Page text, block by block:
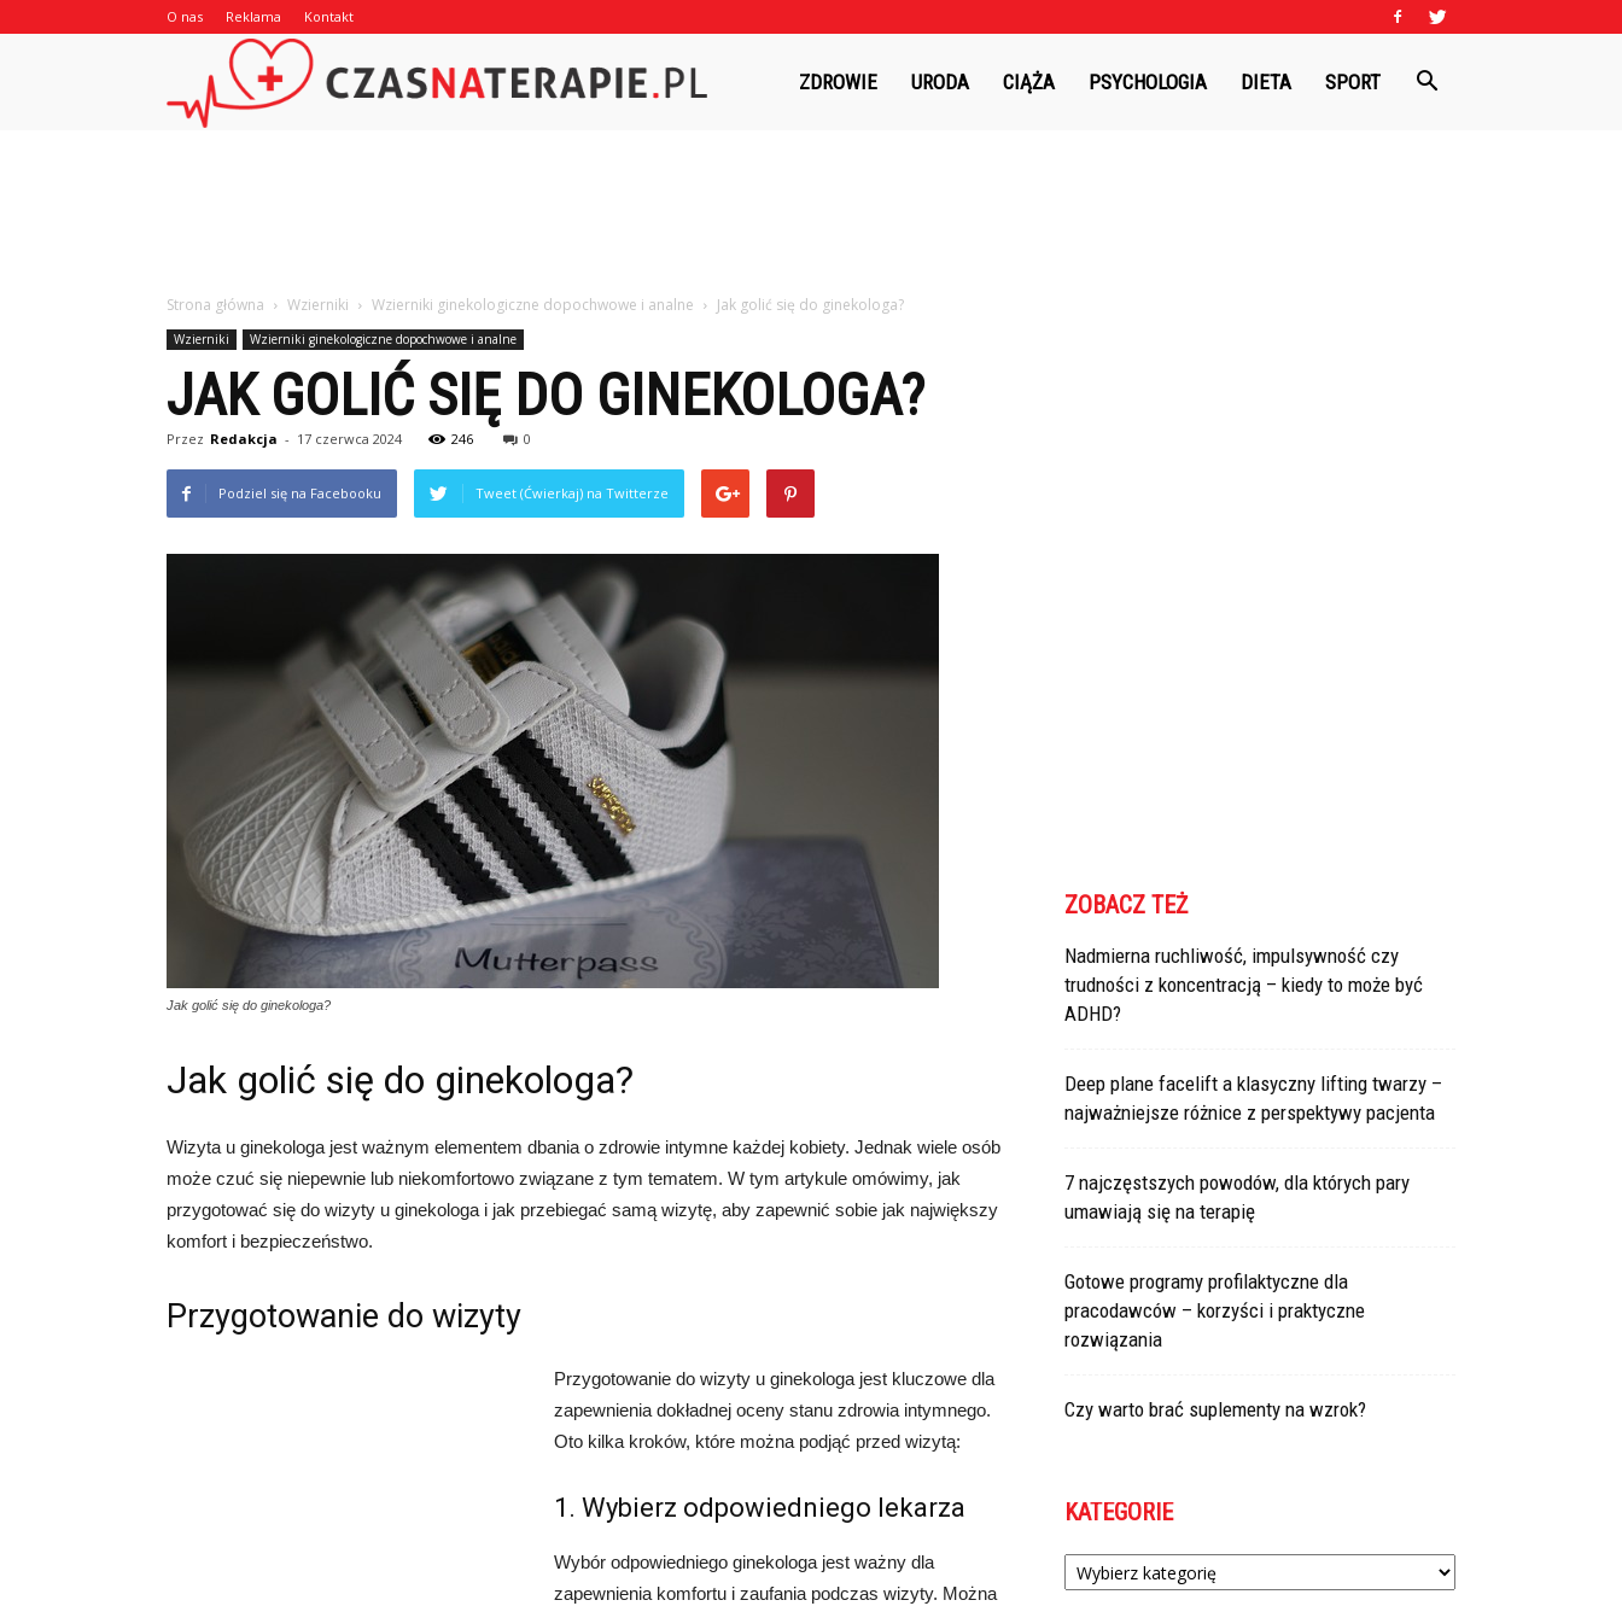
O nas Reklama Kontakt
Czasnaterapie.plZDROWIE URODA CIĄŻA PSYCHOLOGIA DIETA SPORT
Strona główna Wzierniki Wzierniki ginekologiczne dopochwowe i analne Jak golić się do ginekologa?
Wzierniki Wzierniki ginekologiczne dopochwowe i analne
JAK GOLIĆ SIĘ DO GINEKOLOGA?
Przez Redakcja - 17 czerwca 2024 246 0
Podziel się na Facebooku Tweet (Ćwierkaj) na Twitterze
Jak golić się do ginekologa?
Jak golić się do ginekologa?
Wizyta u ginekologa jest ważnym elementem dbania o zdrowie intymne każdej kobiety. Jednak wiele osób
może czuć się niepewnie lub niekomfortowo związane z tym tematem. W tym artykule omówimy, jak
przygotować się do wizyty u ginekologa i jak przebiegać samą wizytę, aby zapewnić sobie jak największy
komfort i bezpieczeństwo.
Przygotowanie do wizyty
Przygotowanie do wizyty u ginekologa jest kluczowe dla
zapewnienia dokładnej oceny stanu zdrowia intymnego.
Oto kilka kroków, które można podjąć przed wizytą:
1. Wybierz odpowiedniego lekarza
Wybór odpowiedniego ginekologa jest ważny dla
zapewnienia komfortu i zaufania podczas wizyty. Można
ZOBACZ TEŻ
Nadmierna ruchliwość, impulsywność czy
trudności z koncentracją – kiedy to może być
ADHD?
Deep plane facelift a klasyczny lifting twarzy –
najważniejsze różnice z perspektywy pacjenta
7 najczęstszych powodów, dla których pary
umawiają się na terapię
Gotowe programy profilaktyczne dla
pracodawców – korzyści i praktyczne
rozwiązania
Czy warto brać suplementy na wzrok?
KATEGORIE
Kategorie